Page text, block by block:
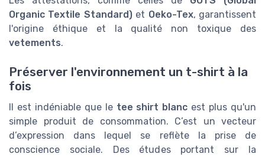
Organic Textile Standard)et Oeko-Tex, garantissent
l'origine éthique et la qualité non toxique des
vetements.
Préserver l'environnement un t-shirt à la
fois
Il est indéniable que le tee shirt blanc est plus qu'un
simple produit de consommation. C’est un vecteur
d’expression dans lequel se reflète la prise de
conscience sociale. Des études portant sur la